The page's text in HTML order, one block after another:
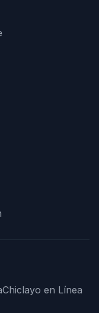
Chiclayo en Línea